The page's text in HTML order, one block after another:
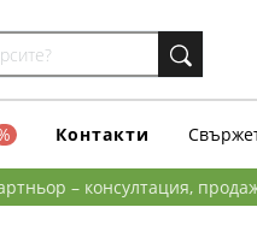
Контакти
– консултация,